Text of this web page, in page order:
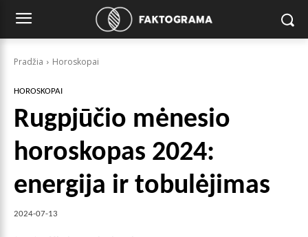
Pradžia Horoskopai
HOROSKOPAI
Rugpjūčio mėnesio
horoskopas 2024:
energija ir tobulėjimas
2024-07-13